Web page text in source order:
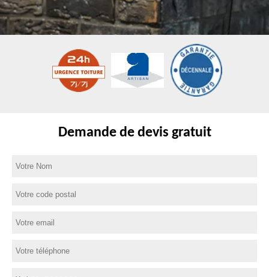
Demande de devis gratuit